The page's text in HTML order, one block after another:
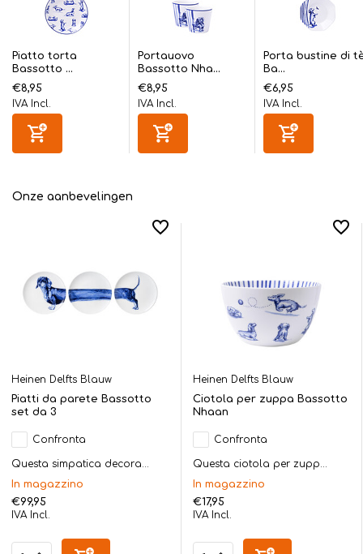
Piatto torta
Bassotto ...
€8,95
IVA Incl.
Portauovo
Bassotto Nha...
€8,95
IVA Incl.
Porta bustine di
Ba...
€6,95
IVA Incl.
Onze aanbevelingen
Heinen Delfts Blauw
Piatti da parete Bassotto
set da 3
Confronta
Questa simpatica decora...
In magazzino
€99,95
IVA Incl.
Heinen Delfts Blauw
Ciotola per zuppa Bassotto
Nhaan
Confronta
Questa ciotola per zupp...
In magazzino
€17,95
IVA Incl.